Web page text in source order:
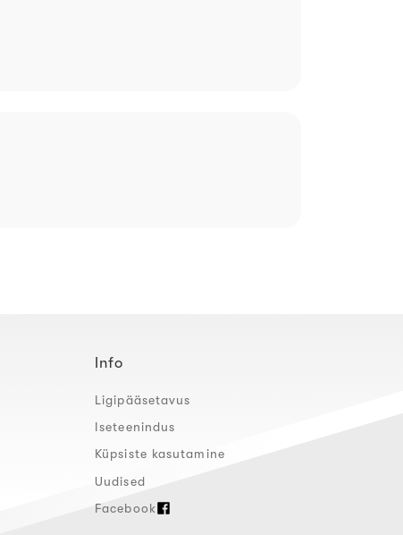
Info
Ligipääsetavus
Iseteenindus
Küpsiste kasutamine
Uudised
Facebook